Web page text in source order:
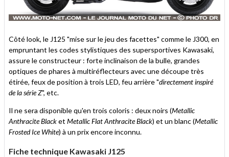
Côté look, le J125 "mise sur le jeu des facettes" comme le J300, en
empruntant les codes stylistiques des supersportives Kawasaki,
assure le constructeur : forte inclinaison de la bulle, grandes
optiques de phares à multiréflecteurs avec une découpe très
étirée, feux de position à trois LED, feu arrière "directement inspiré
de la série Z", etc.
Il ne sera disponible qu'en trois coloris : deux noirs (Metallic
Anthracite Blacket Metallic Flat Anthracite Black) et un blanc (Metallic
Frosted Ice White) à un prix encore inconnu.
Fiche technique Kawasaki J125